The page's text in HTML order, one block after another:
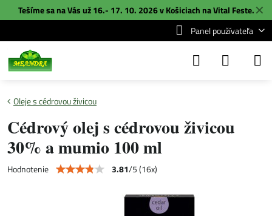
✕
Tešíme sa na Vás už 16.- 17. 10. 2026 v Košiciach naVital Feste.
Panel používateľa
Oleje s cédrovou živicou
Cédrový olej s cédrovou živicou
30% a mumio 100 ml
Hodnotenie 3.81/5(16x)